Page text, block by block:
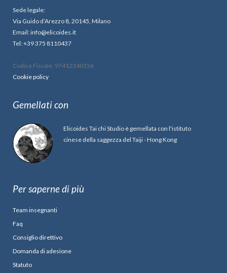
Sede legale:
Via Guido d’Arezzo 8, 20145, Milano
Email: info@elicoides.it
Tel: +39 375 8110437
Codice Fiscale: 97412340156
Cookie policy
Gemellati con
Elicoides Tai chi Studio è gemellata con l'istituto
cinese della saggezza del Taiji - Hong Kong
Per saperne di più
Team insegnanti
Faq
Consiglio direttivo
Domanda di adesione
Statuto